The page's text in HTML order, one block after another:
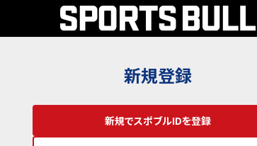
新規登録
新規でスポブルIDを登録